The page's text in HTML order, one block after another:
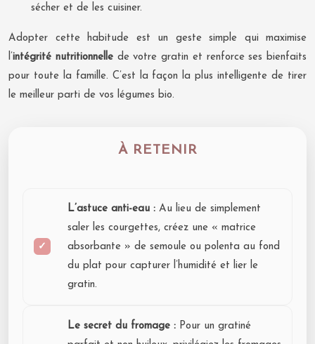
sécher et de les cuisiner.
Adopter cette habitude est un geste simple qui maximise
l’intégrité nutritionnellede votre gratin et renforce ses bienfaits
pour toute la famille. C’est la façon la plus intelligente de tirer
le meilleur parti de vos légumes bio.
À RETENIR
L’astuce anti-eau : Au lieu de simplement
saler les courgettes, créez une « matrice
absorbante » de semoule ou polenta au fond
du plat pour capturer l’humidité et lier le
gratin.
Le secret du fromage : Pour un gratiné